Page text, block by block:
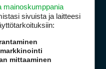
mainoskumppania
sivuista ja laitteesi
mittaaminen